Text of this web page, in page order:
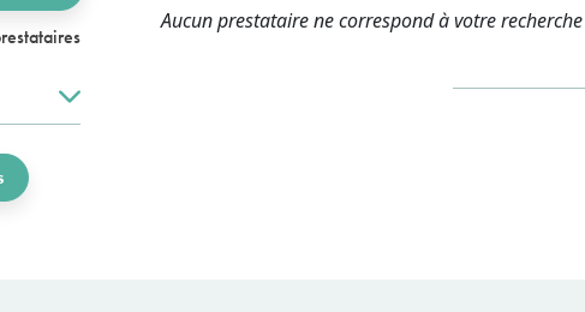
Aucun prestataire ne correspond à votre recherche